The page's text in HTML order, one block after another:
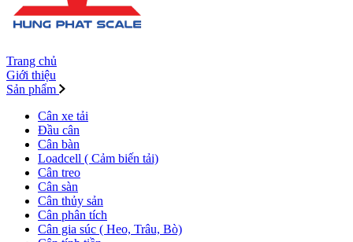
Trang chủ
Giới thiệu
Sản phẩm
Cân xe tải
Đầu cân
Cân bàn
Loadcell ( Cảm biến tải)
Cân treo
Cân sàn
Cân thủy sản
Cân phân tích
Cân gia súc ( Heo, Trâu, Bò)